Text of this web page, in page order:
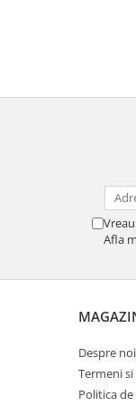
Afla
Despre noi
Termeni
Politica